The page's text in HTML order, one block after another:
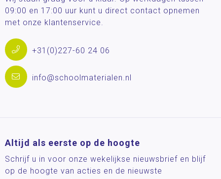
09:00 en 17:00 uur kunt u direct contact opnemen
met onze klantenservice.
+31(0)227-60 24 06
info@schoolmaterialen.nl
Altijd als eerste op de hoogte
Schrijf u in voor onze wekelijkse nieuwsbrief en blijf
op de hoogte van acties en de nieuwste